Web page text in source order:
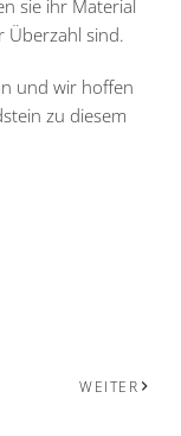
sie ihr Material
Überzahl sind.
und wir hoffen
zu diesem
WEITER